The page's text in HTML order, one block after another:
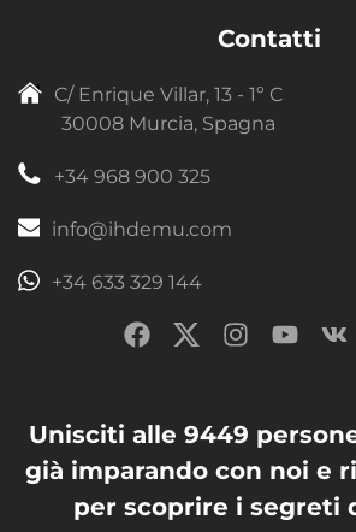
Contatti
C/ Enrique Villar, 13 - 1º C
30008 Murcia, Spagna
+34 968 900 325
info@ihdemu.com
+34 633 329 144
Unisciti alle 9449
già imparando con noi e
per scoprire i segreti